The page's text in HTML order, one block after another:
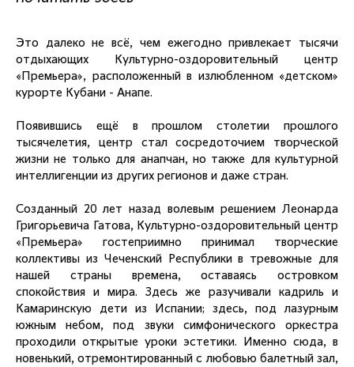
Это далеко не всё, чем ежегодно привлекает тысячи
отдыхающих Культурно-оздоровительный центр
«Премьера», расположенный в излюбленном «детском»
курорте Кубани - Анапе.
Появившись ещё в прошлом столетии прошлого
тысячелетия, центр стал сосредоточием творческой
жизни не только для анапчан, но также для культурной
интеллигенции из других регионов и даже стран.
Созданный 20 лет назад волевым решением Леонарда
Григорьевича Гатова, Культурно-оздоровительный центр
«Премьера» гостеприимно принимал творческие
коллективы из Чеченский Республики в тревожные для
нашей страны времена, оставаясь островком
спокойствия и мира. Здесь же разучивали кадриль и
Камаринскую дети из Испании; здесь, под лазурным
южным небом, под звуки симфонического оркестра
проходили открытые уроки эстетики. Именно сюда, в
новенький, отремонтированный с любовью балетный зал,